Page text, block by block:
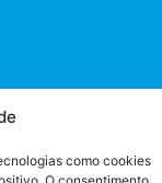
como cookies
representante